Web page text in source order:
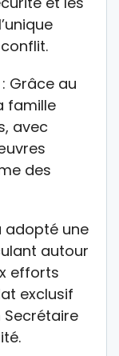
Grâce au
famille
avec
des
adopté une
autour
efforts
exclusif
Secrétaire